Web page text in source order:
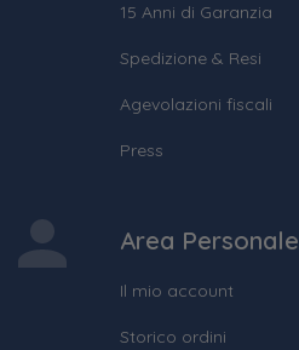
15 Anni di Garanzia
Spedizione & Resi
Agevolazioni fiscali
Press
Area Personale
Il mio account
Storico ordini